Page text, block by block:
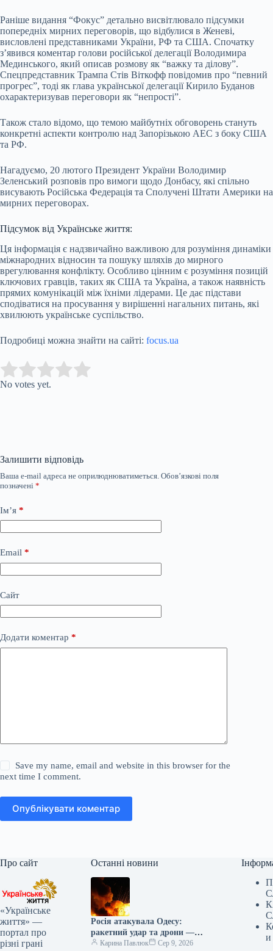
Раніше видання “Фокус” детально висвітлювало підсумки
попередніх мирних переговорів, що відбулися в Женеві,
висловлені представниками України, РФ та США. Спочатку
з’явився коментар голови російської делегації Володимира
Мединського, який описав розмову як “важку та ділову”.
Спецпредставник Трампа Стів Віткофф повідомив про “певний
прогрес”, тоді як глава української делегації Кирило Буданов
охарактеризував переговори як “непрості”.
Також стало відомо, що темою майбутніх обговорень стануть
конкретні аспекти контролю над Запорізькою АЕС з боку США
та РФ.
Нагадуємо, 20 лютого Президент України Володимир
Зеленський розповів про вимоги щодо Донбасу, які спільно
висувають Російська Федерація та Сполучені Штати Америки на
мирних переговорах.
Підсумок від Українське життя:
Ця інформація є надзвичайно важливою для розуміння динаміки
міжнародних відносин та пошуку шляхів до мирного
врегулювання конфлікту. Особливо цінним є розуміння позицій
ключових гравців, таких як США та Україна, а також наявність
прямих комунікацій між їхніми лідерами. Це дає підстави
сподіватися на просування у вирішенні нагальних питань, які
хвилюють українське суспільство.
Подробиці можна знайти на сайті: focus.ua
Rate this item:
No votes yet.
Залишити відповідь
Ваша e-mail адреса не оприлюднюватиметься. Обов’язкові поля
позначені *
Ім’я *
Email *
Сайт
Додати коментар *
Save my name, email and website in this browser for the
next time I comment.
Опублікувати коментар
Про сайт
«Українське
життя» —
портал про
різні грані
Останні новини
Росія атакувала Одесу:
ракетний удар та дрони —
оперативні новини
Карина Павлюк Сер 9, 2026
и